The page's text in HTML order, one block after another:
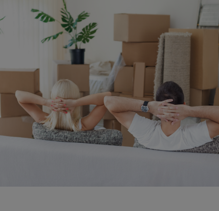
MUUTTO EDESSÄ
TARJOUSPYYNTÖ
TILAAMINEN
VALMISTAUTUMINEN MUUTTOON
KOTITALOUSVÄHENNYS